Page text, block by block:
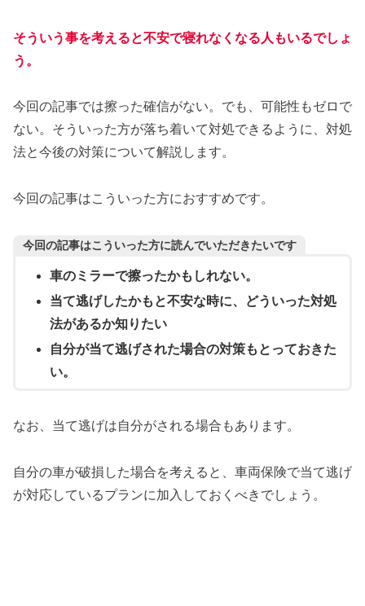
そういう事を考えると不安で寝れなくなる人もいるでしょ
う。
今回の記事では擦った確信がない。でも、可能性もゼロで
ない。そういった方が落ち着いて対処できるように、対処
法と今後の対策について解説します。
今回の記事はこういった方におすすめです。
今回の記事はこういった方に読んでいただきたいです
車のミラーで擦ったかもしれない。
当て逃げしたかもと不安な時に、どういった対処
法があるか知りたい
自分が当て逃げされた場合の対策もとっておきた
い。
なお、当て逃げは自分がされる場合もあります。
自分の車が破損した場合を考えると、車両保険で当て逃げ
が対応しているプランに加入しておくべきでしょう。